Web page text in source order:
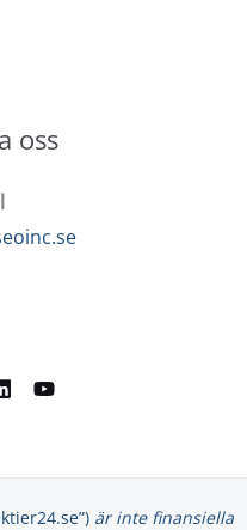
oss
är inte finansiella